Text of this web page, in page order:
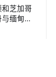
芝加哥
缅甸公
遭遣返